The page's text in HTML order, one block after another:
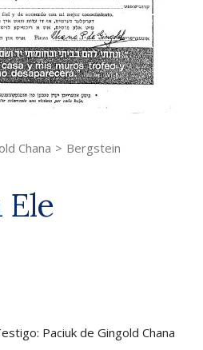
Chana > Bergstein
Ele
Paciuk de Gingold Chana